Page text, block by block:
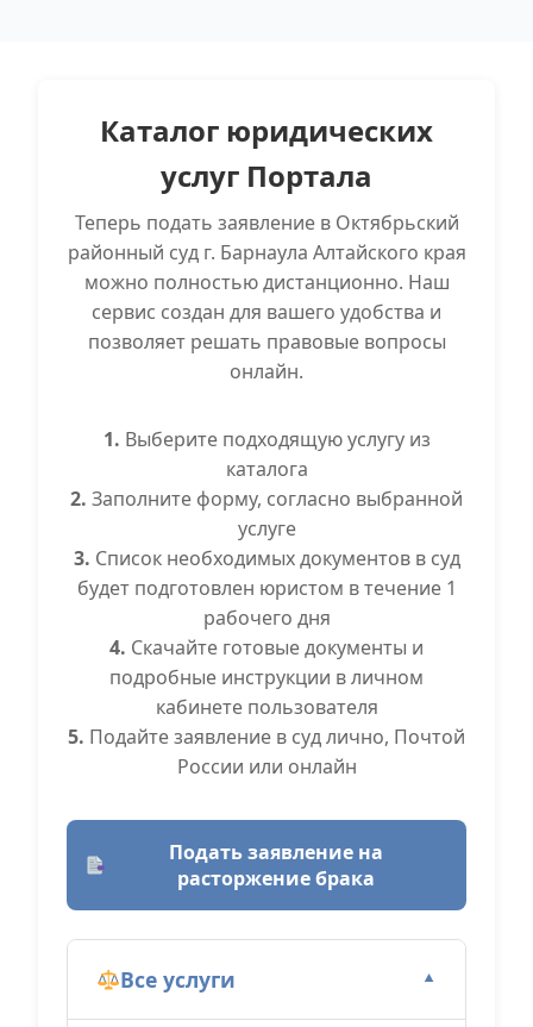
Каталог юридических
услуг Портала
Теперь подать заявление в Октябрьский
районный суд г. Барнаула Алтайского края
можно полностью дистанционно. Наш
сервис создан для вашего удобства и
позволяет решать правовые вопросы
онлайн.
1. Выберите подходящую услугу из
каталога
2. Заполните форму, согласно выбранной
услуге
3. Список необходимых документов в суд
будет подготовлен юристом в течение 1
рабочего дня
4. Скачайте готовые документы и
подробные инструкции в личном
кабинете пользователя
5. Подайте заявление в суд лично, Почтой
России или онлайн
Подать заявление на
расторжение брака
Все услуги ▼